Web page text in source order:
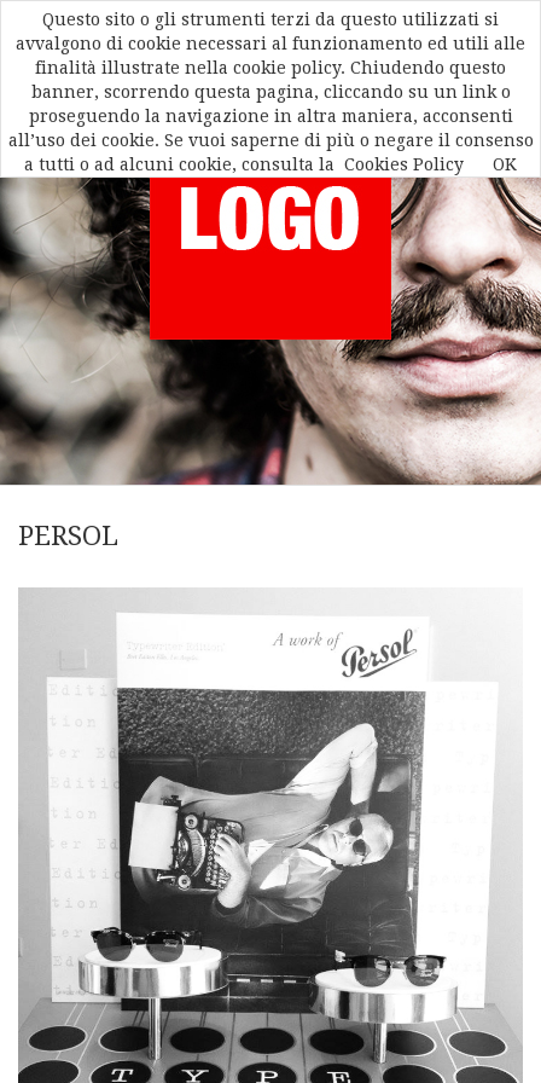
PERSOL
Questo sito o gli strumenti terzi da questo utilizzati si
avvalgono di cookie necessari al funzionamento ed utili alle
finalità illustrate nella cookie policy. Chiudendo questo
banner, scorrendo questa pagina, cliccando su un link o
proseguendo la navigazione in altra maniera, acconsenti
all’uso dei cookie. Se vuoi saperne di più o negare il consenso
a tutti o ad alcuni cookie, consulta la Cookies Policy OK